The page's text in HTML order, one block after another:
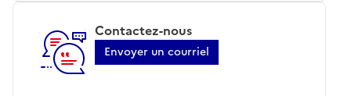
Contactez-nous
Envoyer un courriel